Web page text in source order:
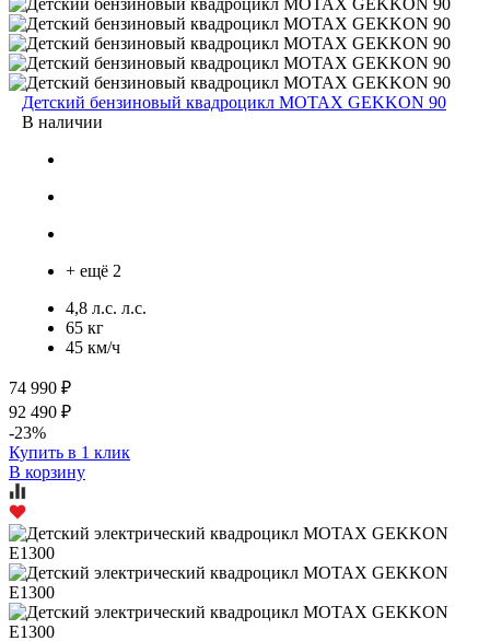
Детский бензиновый квадроцикл MOTAX GEKKON 90
В наличии
+ ещё 2
4,8 л.с. л.с.
65 кг
45 км/ч
74 990 ₽
92 490 ₽
-23%
Купить в 1 клик
В корзину